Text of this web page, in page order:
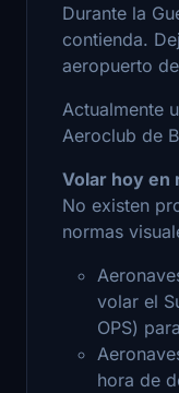
Durante la
contienda.
aeropuerto
Actualmente
Aeroclub de
Volar hoy en
No existen
normas
volar el
OPS)
hora de